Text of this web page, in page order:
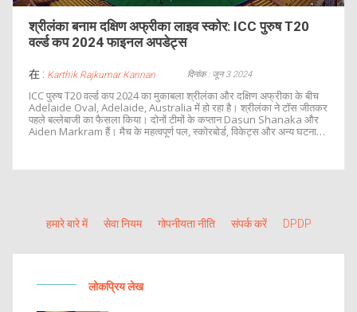
श्रीलंका बनाम दक्षिण अफ्रीका लाइव स्कोर: ICC पुरुष T20
वर्ल्ड कप 2024 फाइनल अपडेट्स
在 : Karthik Rajkumar Kannan दिनांक : जून 3 2024
ICC पुरुष T20 वर्ल्ड कप 2024 का मुकाबला श्रीलंका और दक्षिण अफ्रीका के बीच
Adelaide Oval, Adelaide, Australia में हो रहा है। श्रीलंका ने टॉस जीतकर
पहले बल्लेबाजी का फैसला किया। दोनों टीमों के कप्तान Dasun Shanaka और
Aiden Markram हैं। मैच के महत्वपूर्ण पल, स्कोरबोर्ड, विकेट्स और अन्य घटनाओं
हमारे बारे में सेवा नियम गोपनीयता नीति संपर्क करें DPDP
लोकप्रिय लेख